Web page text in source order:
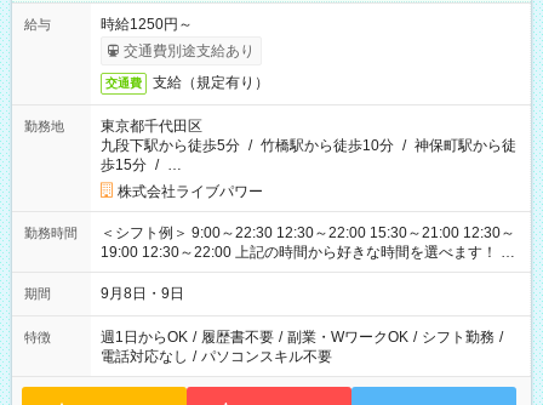
給与
時給1250円～
交通費別途支給あり
交通費 支給（規定有り）
勤務地
東京都千代田区
九段下駅から徒歩5分 / 竹橋駅から徒歩10分 / 神保町駅から徒
歩15分 / …
株式会社ライブパワー
勤務時間
＜シフト例＞ 9:00～22:30 12:30～22:00 15:30～21:00 12:30～
19:00 12:30～22:00 上記の時間から好きな時間を選べます！ ※
時間は変更となる可能性があります
期間 9月8日・9日
特徴 週1日からOK / 履歴書不要 / 副業・WワークOK / シフト勤務 /
電話対応なし / パソコンスキル不要